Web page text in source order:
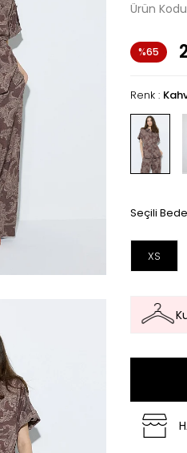
Ürün
%65
Renk :
Seçili
XS